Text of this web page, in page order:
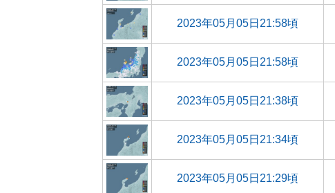
2023年05月05日21:58頃
2023年05月05日21:58頃
2023年05月05日21:38頃
2023年05月05日21:34頃
2023年05月05日21:29頃